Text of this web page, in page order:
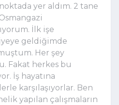
yer aldım. 2 tane
İlk işe
geldiğimde
Her şey
Fakat herkes bu
İş hayatına
karşılaşıyorlar. Ben
yapılan çalışmaların